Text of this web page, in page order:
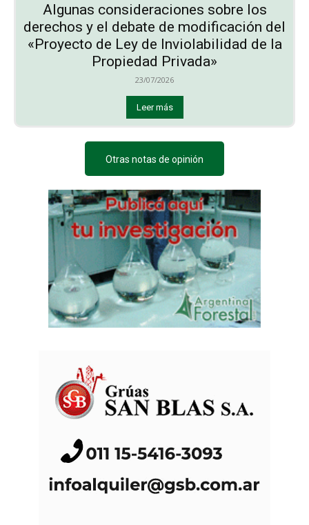
Algunas consideraciones sobre los
derechos y el debate de modificación del
«Proyecto de Ley de Inviolabilidad de la
Propiedad Privada»
23/07/2026
Leer más
Otras notas de opinión